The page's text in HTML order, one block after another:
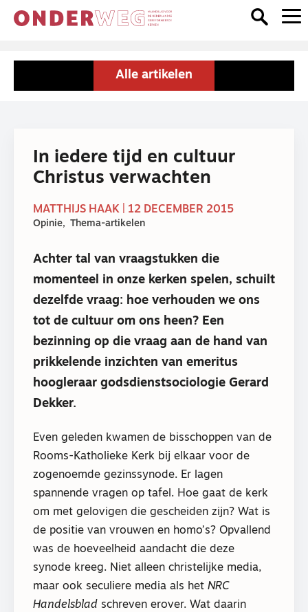
Alle artikelen
In iedere tijd en cultuur
Christus verwachten
MATTHIJS HAAK | 12 DECEMBER 2015
Opinie Thema-artikelen
Achter tal van vraagstukken die
momenteel in onze kerken spelen, schuilt
dezelfde vraag: hoe verhouden we ons
tot de cultuur om ons heen? Een
bezinning op die vraag aan de hand van
prikkelende inzichten van emeritus
hoogleraar godsdienstsociologie Gerard
Dekker.
Even geleden kwamen de bisschoppen van de
Rooms-Katholieke Kerk bij elkaar voor de
zogenoemde gezinssynode. Er lagen
spannende vragen op tafel. Hoe gaat de kerk
om met gelovigen die gescheiden zijn? Wat is
de positie van vrouwen en homo’s? Opvallend
was de hoeveelheid aandacht die deze
synode kreeg. Niet alleen christelijke media,
maar ook seculiere media als het NRC
Handelsblad schreven erover. Wat daarin